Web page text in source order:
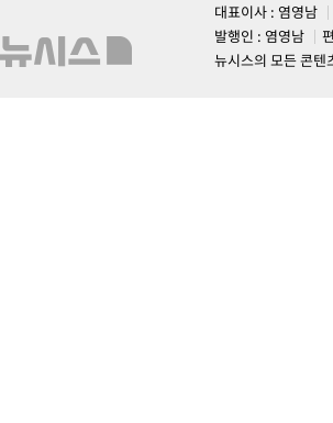
대표이사 : 염영남
발행인 : 염영남
뉴시스의 모든 콘